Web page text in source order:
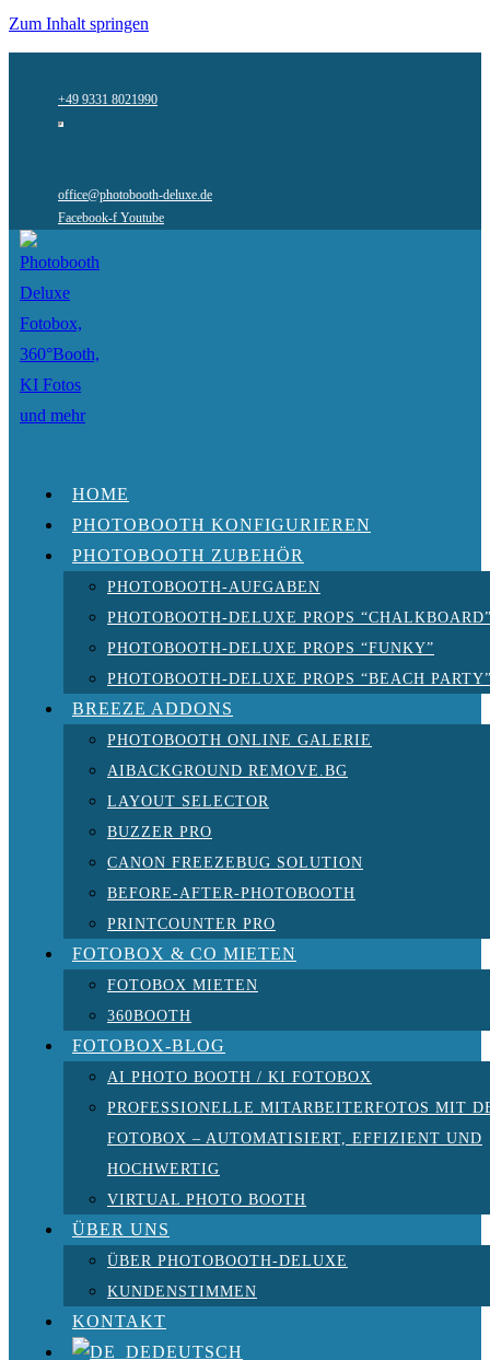
Zum Inhalt springen
+49 9331 8021990
office@photobooth-deluxe.de
Facebook-f Youtube
HOME
PHOTOBOOTH KONFIGURIEREN
PHOTOBOOTH ZUBEHÖR
PHOTOBOOTH-AUFGABEN
PHOTOBOOTH-DELUXE PROPS
PHOTOBOOTH-DELUXE PROPS “FUNKY”
PHOTOBOOTH-DELUXE PROPS “BEACH
BREEZE ADDONS
PHOTOBOOTH ONLINE GALERIE
AIBACKGROUND REMOVE.BG
LAYOUT SELECTOR
BUZZER PRO
CANON FREEZEBUG SOLUTION
BEFORE-AFTER-PHOTOBOOTH
PRINTCOUNTER PRO
FOTOBOX & CO MIETEN
FOTOBOX MIETEN
360BOOTH
FOTOBOX-BLOG
AI PHOTO BOOTH / KI FOTOBOX
PROFESSIONELLE MITARBEITERFOTOS MIT
FOTOBOX – AUTOMATISIERT, EFFIZIENT UND
HOCHWERTIG
VIRTUAL PHOTO BOOTH
ÜBER UNS
ÜBER PHOTOBOOTH-DELUXE
KUNDENSTIMMEN
KONTAKT
DEUTSCH